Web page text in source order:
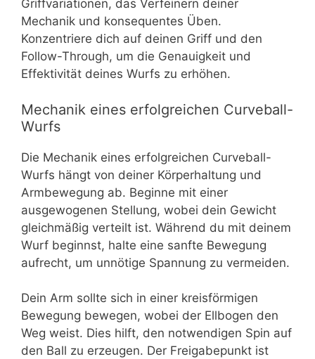
Griffvariationen, das Verfeinern deiner
Mechanik und konsequentes Üben.
Konzentriere dich auf deinen Griff und den
Follow-Through, um die Genauigkeit und
Effektivität deines Wurfs zu erhöhen.
Mechanik eines erfolgreichen Curveball-
Wurfs
Die Mechanik eines erfolgreichen Curveball-
Wurfs hängt von deiner Körperhaltung und
Armbewegung ab. Beginne mit einer
ausgewogenen Stellung, wobei dein Gewicht
gleichmäßig verteilt ist. Während du mit deinem
Wurf beginnst, halte eine sanfte Bewegung
aufrecht, um unnötige Spannung zu vermeiden.
Dein Arm sollte sich in einer kreisförmigen
Bewegung bewegen, wobei der Ellbogen den
Weg weist. Dies hilft, den notwendigen Spin auf
den Ball zu erzeugen. Der Freigabepunkt ist